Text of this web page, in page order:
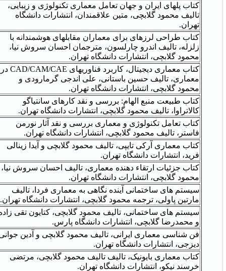
کتاب پل‏های ایران و جهان تعامل معماری تکنولوژی و زیبایی،
تالیف محمود گلابچی، متین علاقمندان، انتشارات دانشگاه
تهران.
کتاب طراحی لرزه‏ای برای معماران مقابله‏ای هوشمندانه با
زلزله، تالیف اندرو چارلسون، مترجمان احسان سروش نیا،
محمود گلابچی، انتشارات دانشگاه تهران.
کتاب معماری دیجیتال، کاربرد فناوری‏های CAD/CAM/CAE در
معماری، تالیف حسین باستانی، علی اندجی گرمارودی و
محمود گلابچی، انتشارات دانشگاه تهران.
کتاب طبیعت منبع الهام: بررسی و نقد کارهای سانتیاگو
کالاتراوا، تالیف محمود گلابچی، انتشارات دانشگاه تهران.
کتاب تعامل تکنولوژی و معماری بررسی و نقد آثار نورمن
فاستر، تالیف محمود گلابچی، انتشارات دانشگاه تهران.
کتاب معماری آرکی تایپی، تالیف محمود گلابچی و آیدا زینالی
فرید، انتشارات دانشگاه تهران.
کتاب جزئیات ارتقاء دهنده معماری، تالیف احسان سروش نیا،
محمود گلابچی، انتشارات دانشگاه تهران.
سیستم های ساختمانی آینده نگاهی به معماری فردا، تالیف
مارتین پاولی، ترجمه محمود گلابچی، انتشارات دانشگاه تهران.
سیستم های ساختمانی، تالیف محمود گلابچی، کتایون تقی
و محمدرضا گلابچی، انتشارات دانشگاه پارس.
فن شناسی معماری ایرانی، تالیف محمود گلابچی و آدین
دیزجی، انتشارات دانشگاه تهران.
کتاب معماری بایونیک، تالیف تالیف محمود گلابچی، مرتضی
خرسند نیکو، انتشارات دانشگاه تهران.